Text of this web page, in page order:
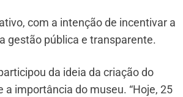
com a intenção de incentivar a
gestão pública e transparente.
da ideia da criação do
importância do museu. “Hoje, 25